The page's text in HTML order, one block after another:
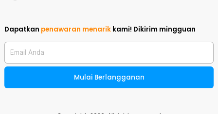
Dapatkan penawaran menarik kami! Dikirim mingguan
Email Anda
Mulai Berlangganan